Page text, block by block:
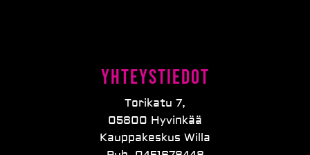
Yhteystiedot
Torikatu 7,
05800 Hyvinkää
Kauppakeskus Willa